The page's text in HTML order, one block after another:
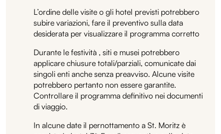
L’ordine delle visite o gli hotel previsti potrebbero
subire variazioni, fare il preventivo sulla data
desiderata per visualizzare il programma corretto
Durante le festività , siti e musei potrebbero
applicare chiusure totali/parziali, comunicate dai
singoli enti anche senza preavviso. Alcune visite
potrebbero pertanto non essere garantite.
Controllare il programma definitivo nei documenti
di viaggio.
In alcune date il pernottamento a St. Moritz è